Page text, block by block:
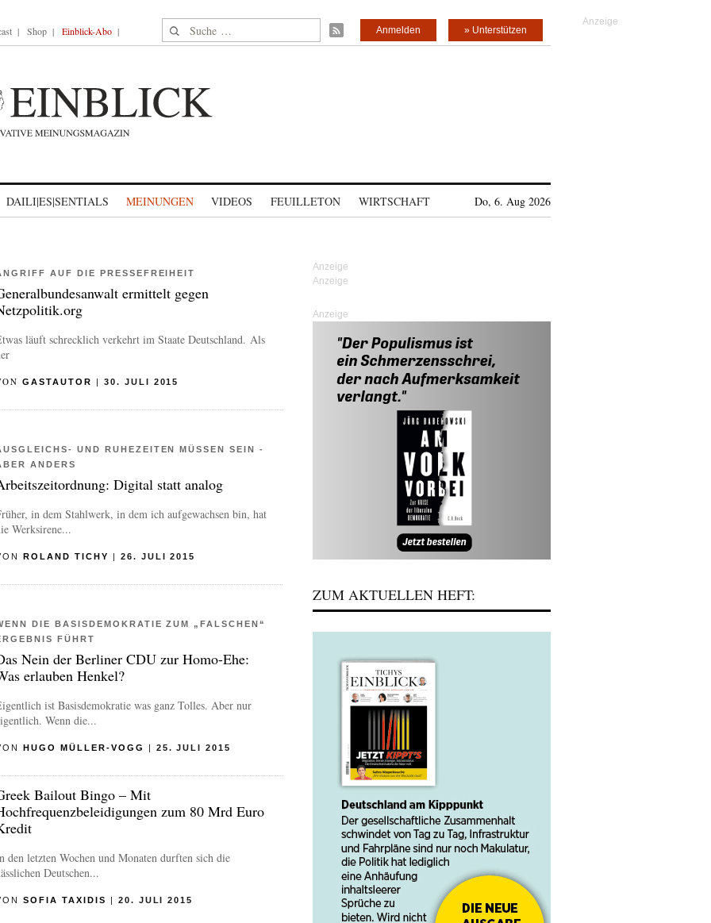
Shop Einblick-Abo Suche nach: » Unterstützen
Anmelden
DAILI|ES|SENTIALS MEINUNGEN VIDEOS FEUILLETON WIRTSCHAFT Do, 6. Aug 2026
AUF DIE PRESSEFREIHEIT
ermittelt gegen
läuft schrecklich verkehrt im Staate Deutschland. Als
GASTAUTOR | 30. JULI 2015
UND RUHEZEITEN MÜSSEN SEIN -
ANDERS
Digital statt analog
in dem Stahlwerk, in dem ich aufgewachsen bin, hat
Werksirene...
ROLAND TICHY | 26. JULI 2015
DIE BASISDEMOKRATIE ZUM „FALSCHEN“
FÜHRT
Nein der Berliner CDU zur Homo-Ehe:
erlauben Henkel?
ist Basisdemokratie was ganz Tolles. Aber nur
Wenn die...
HUGO MÜLLER-VOGG | 25. JULI 2015
Bailout Bingo – Mit
zum 80 Mrd Euro
den letzten Wochen und Monaten durften sich die
Deutschen...
SOFIA TAXIDIS | 20. JULI 2015
Anzeige
ZUM AKTUELLEN HEFT: